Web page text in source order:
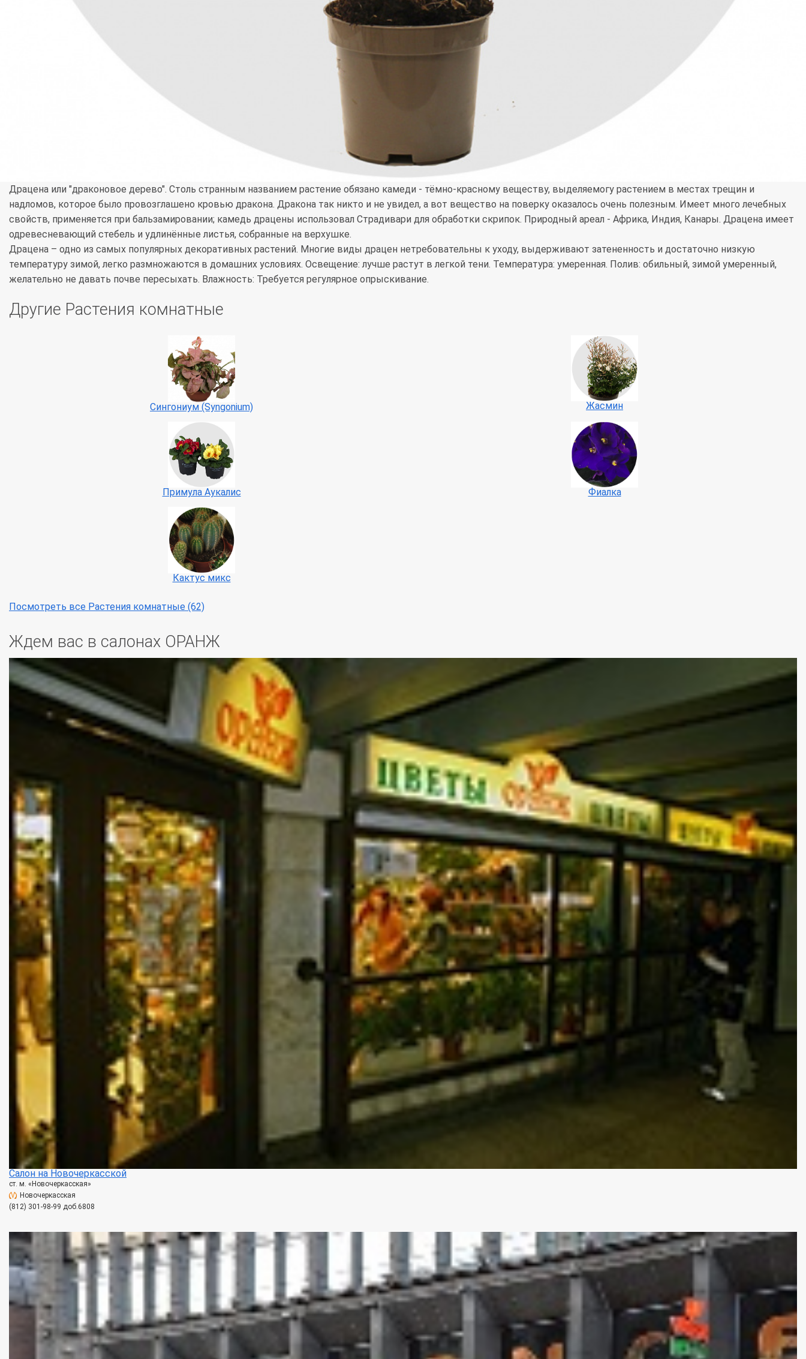
Драцена или "драконовое дерево". Столь странным названием растение обязано камеди - тёмно-красному веществу, выделяемогу растением в местах трещин и
надломов, которое было провозглашено кровью дракона. Дракона так никто и не увидел, а вот вещество на поверку оказалось очень полезным. Имеет много лечебных
свойств, применяется при бальзамировании; камедь драцены использовал Страдивари для обработки скрипок. Природный ареал - Африка, Индия, Канары. Драцена имеет
одревесневающий стебель и удлинённые листья, собранные на верхушке.
Драцена – одно из самых популярных декоративных растений. Многие виды драцен нетребовательны к уходу, выдерживают затененность и достаточно низкую
температуру зимой, легко размножаются в домашних условиях. Освещение: лучше растут в легкой тени. Температура: умеренная. Полив: обильный, зимой умеренный,
желательно не давать почве пересыхать. Влажность: Требуется регулярное опрыскивание.
Другие Растения комнатные
Сингониум (Syngonium) Жасмин
Примула Аукалис Фиалка
Кактус микс
Посмотреть все Растения комнатные (62)
Ждем вас в салонах ОРАНЖ
Салон на Новочеркасской
ст. м. «Новочеркасская»
Новочеркасская
(812) 301-98-99 доб.6808